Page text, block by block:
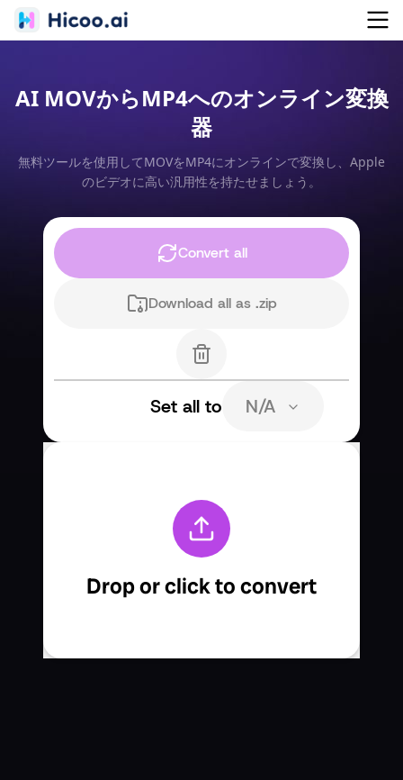
AI MOVからMP4へのオンライン変換
器
無料ツールを使用してMOVをMP4にオンラインで変換し、Apple
のビデオに高い汎用性を持たせましょう。